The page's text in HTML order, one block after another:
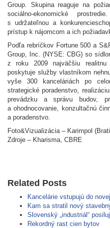
Group. Skupina reaguje na
sociálno-ekonomické
s udržateľnou a
prístup k nájomcom a ich
Podľa rebríčkov Fortune 500 a
Group, Inc. (NYSE: CBG) so
z roku 2009 najväčšiu
poskytuje služby vlastníkom
vyše 300 kanceláriách po
strategické poradenstvo,
prevádzku a správu budov,
a ohodnocovanie, konzultačnú
a poradenstvo.
Foto&Vizualizácia – Karimpol
Zdroje – Kharisma, CBRE
Related Posts
Kancelárie vstupujú do
Kam sa stratil nový
Slovenský „industriál“
Rekordný rast cien bytov